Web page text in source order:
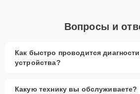
службы заботы о клиентах свяжется с
уточнения деталей и записи на
Главные
сервиса
Низкие цены и скидки—
Вопросы и
Как быстро проводится
устройства?
Какую технику вы обслуживаете?